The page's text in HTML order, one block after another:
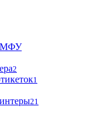
МФУ
2
1
21